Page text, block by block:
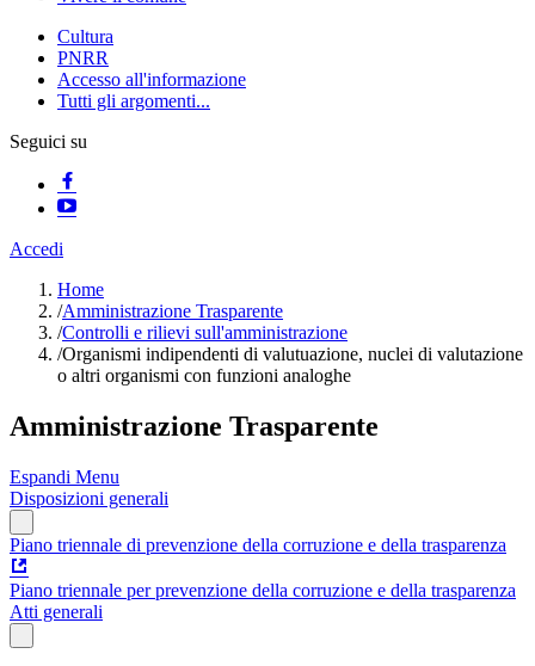
Cultura
PNRR
Accesso all'informazione
Tutti gli argomenti...
Seguici su
Accedi
Home
/Amministrazione Trasparente
/Controlli e rilievi sull'amministrazione
/Organismi indipendenti di valutuazione, nuclei di valutazione
o altri organismi con funzioni analoghe
Amministrazione Trasparente
Espandi Menu
Disposizioni generali
Piano triennale di prevenzione della corruzione e della trasparenza
Piano triennale per prevenzione della corruzione e della trasparenza
Atti generali